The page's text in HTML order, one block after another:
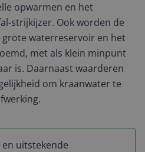
opwarmen en het
strijkijzer. Ook worden de
waterreservoir en het
met als klein minpunt
is. Daarnaast waarderen
om kraanwater te
uitstekende